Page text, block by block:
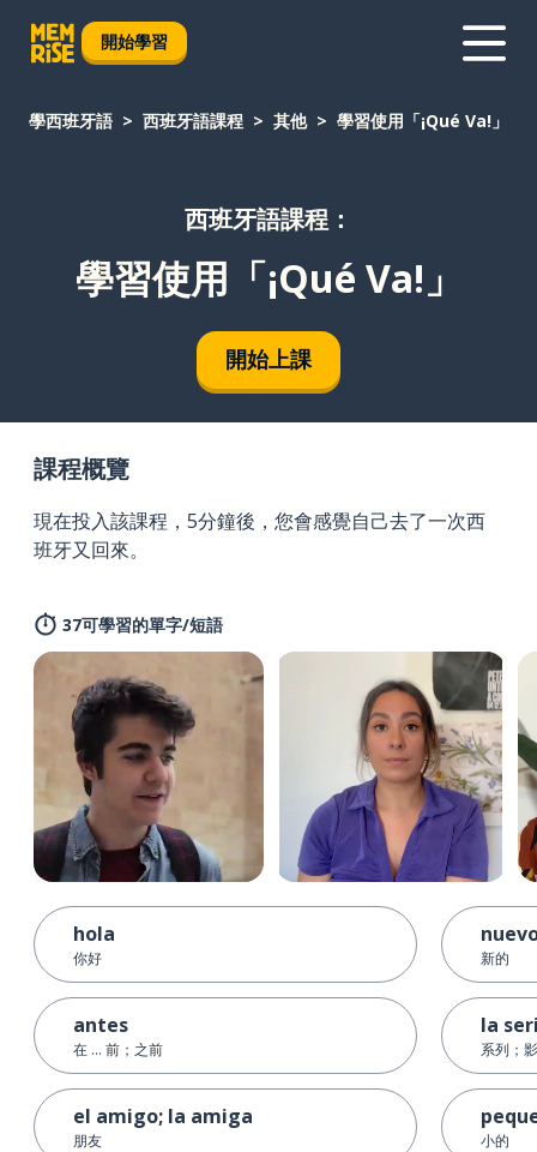
開始學習
學西班牙語 西班牙語課程 其他 學習使用「¡Qué Va!」
西班牙語課程：
學習使用「¡Qué Va!」
開始上課
課程概覽
現在投入該課程，5分鐘後，您會感覺自己去了一次西
班牙又回來。
37可學習的單字/短語
hola
你好
antes
在 ... 前；之前
el amigo; la amiga
朋友
新的
la
系列；
小的